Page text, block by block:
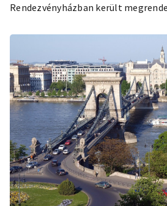
Rendezvényházban került
évszakonként összehívott
fórum tematikája ezúttal a
Budapest köré összpontosult.